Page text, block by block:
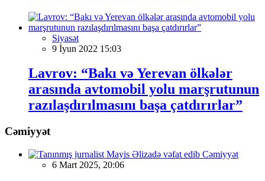
Siyasət
9 İyun 2022 15:03
Lavrov: “Bakı və Yerevan ölkələr
arasında avtomobil yolu marşrutunun
razılaşdırılmasını başa çatdırırlar”
Cəmiyyət
Cəmiyyət
6 Mart 2025, 20:06